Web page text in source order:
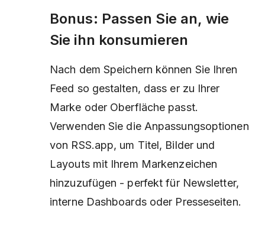
Bonus: Passen Sie an, wie
Sie ihn konsumieren
Nach dem Speichern können Sie Ihren
Feed so gestalten, dass er zu Ihrer
Marke oder Oberfläche passt.
Verwenden Sie die Anpassungsoptionen
von RSS.app, um Titel, Bilder und
Layouts mit Ihrem Markenzeichen
hinzuzufügen - perfekt für Newsletter,
interne Dashboards oder Presseseiten.